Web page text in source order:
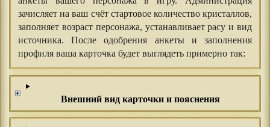
зачисляет на ваш счёт стартовое количество кристаллов,
заполняет возраст персонажа, устанавливает расу и вид
источника. После одобрения анкеты и заполнения
профиля ваша карточка будет выглядеть примерно так:
Внешний вид карточки и пояснения